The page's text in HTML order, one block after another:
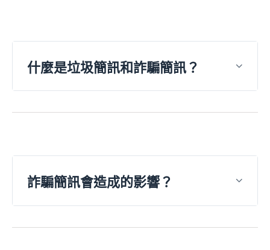
什麼是垃圾簡訊和詐騙簡訊？
詐騙簡訊會造成的影響？